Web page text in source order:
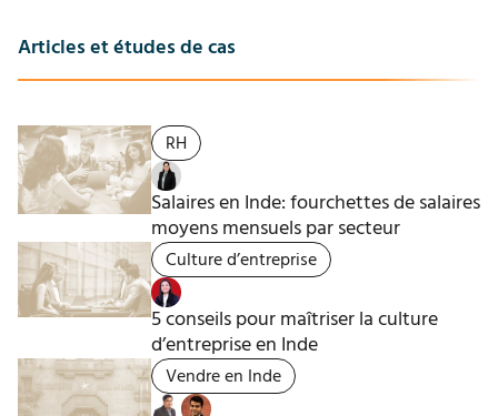
Articles et études de cas
RH
Salaires en Inde: fourchettes de salaires
moyens mensuels par secteur
Culture d’entreprise
5 conseils pour maîtriser la culture
d’entreprise en Inde
Vendre en Inde